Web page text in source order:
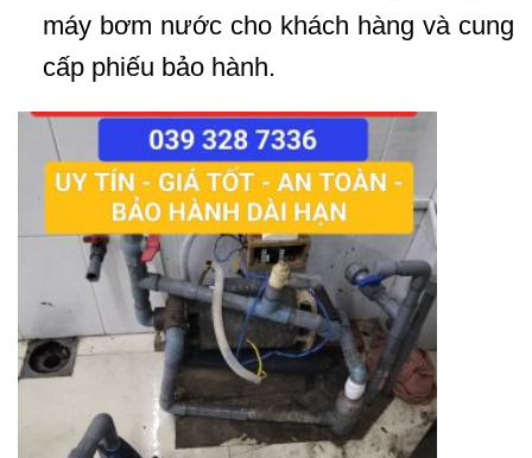
máy bơm nước cho khách hàng và cung
cấp phiếu bảo hành.